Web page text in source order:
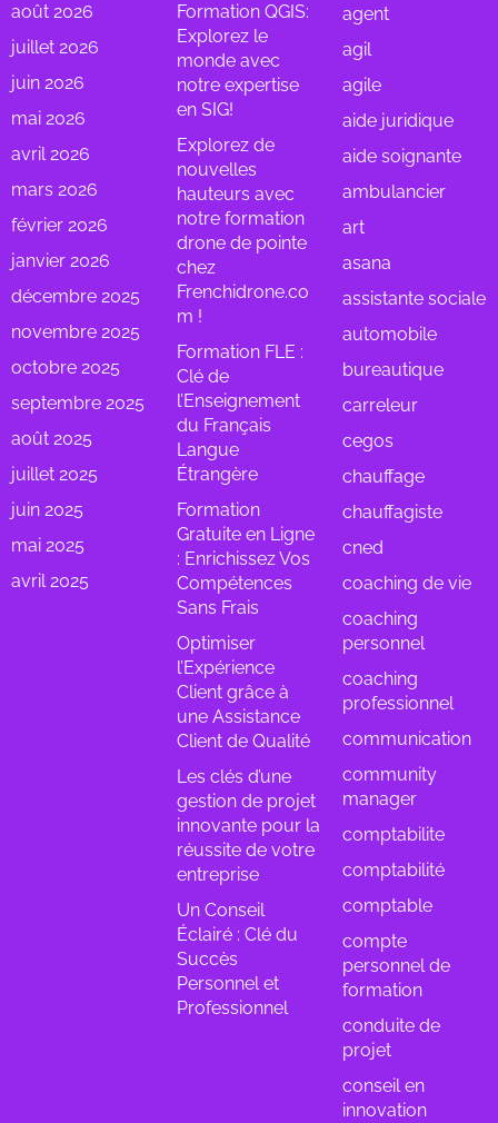
août 2026
juillet 2026
juin 2026
mai 2026
avril 2026
mars 2026
février 2026
janvier 2026
décembre 2025
novembre 2025
octobre 2025
septembre 2025
août 2025
juillet 2025
juin 2025
mai 2025
avril 2025
Formation QGIS:
Explorez le
monde avec
notre expertise
en SIG!
Explorez de
nouvelles
hauteurs avec
notre formation
drone de pointe
chez
Frenchidrone.co
m !
Formation FLE :
Clé de
l’Enseignement
du Français
Langue
Étrangère
Formation
Gratuite en Ligne
: Enrichissez Vos
Compétences
Sans Frais
Optimiser
l’Expérience
Client grâce à
une Assistance
Client de Qualité
Les clés d’une
gestion de projet
innovante pour la
réussite de votre
entreprise
Un Conseil
Éclairé : Clé du
Succès
Personnel et
Professionnel
agent
agil
agile
aide juridique
aide soignante
ambulancier
art
asana
assistante sociale
automobile
bureautique
carreleur
cegos
chauffage
chauffagiste
cned
coaching de vie
coaching
personnel
coaching
professionnel
communication
community
manager
comptabilite
comptabilité
comptable
compte
personnel de
formation
conduite de
projet
conseil en
innovation